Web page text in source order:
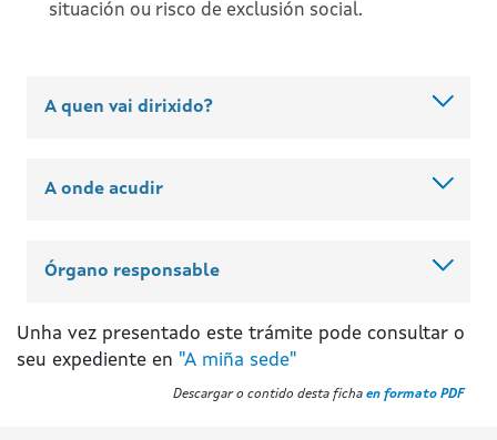
situación ou risco de exclusión social.
A quen vai dirixido?
A onde acudir
Órgano responsable
Unha vez presentado este trámite pode consultar o
seu expediente en "A miña sede"
Descargar o contido desta ficha en formato PDF